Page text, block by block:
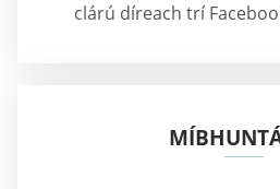
clárú díreach trí